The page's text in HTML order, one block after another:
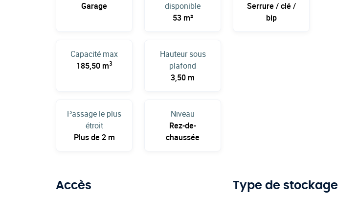
Garage
disponible
53 m²
Capacité max
185,50 m3
Hauteur sous
plafond
3,50 m
Passage le plus
étroit
Plus de 2 m
Niveau
Rez-de-
chaussée
Serrure / clé /
bip
Accès Type de stockage